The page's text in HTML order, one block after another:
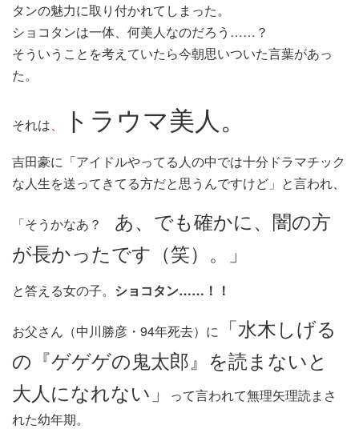
タンの魅力に取り付かれてしまった。
ショコタンは一体、何美人なのだろう……？
そういうことを考えていたら今朝思いついた言葉があっ
た。
それは トラウマ美人。
吉田豪に「アイドルやってる人の中では十分ドラマチック
な人生を送ってきてる方だと思うんですけど」と言われ、
「そうかなあ？ あ、でも確かに、闇の方
が長かったです（笑）。」
と答える女の子。 ショコタン……！！
お父さん（中川勝彦・94年死去）に
「水木しげる
の『ゲゲゲの鬼太郎』を読まないと
大人になれない」
って言われて無理矢理読まさ
れた幼年期。